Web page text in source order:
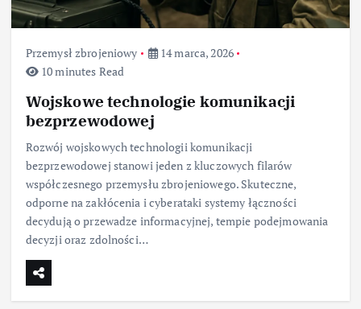
Przemysł zbrojeniowy
14 marca, 2026
10 minutes Read
Wojskowe technologie komunikacji
bezprzewodowej
Rozwój wojskowych technologii komunikacji
bezprzewodowej stanowi jeden z kluczowych filarów
współczesnego przemysłu zbrojeniowego. Skuteczne,
odporne na zakłócenia i cyberataki systemy łączności
decydują o przewadze informacyjnej, tempie podejmowania
decyzji oraz zdolności…